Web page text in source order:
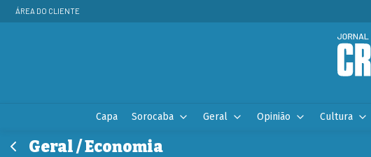
ÁREA DO CLIENTE
Capa Sorocaba Geral Opinião Cultura
Geral / Economia